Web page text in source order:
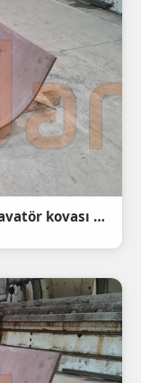
Hardox 450 15mm 22 tonluk ekskavatör kovası taban sacı radüslü Abkant Büküm